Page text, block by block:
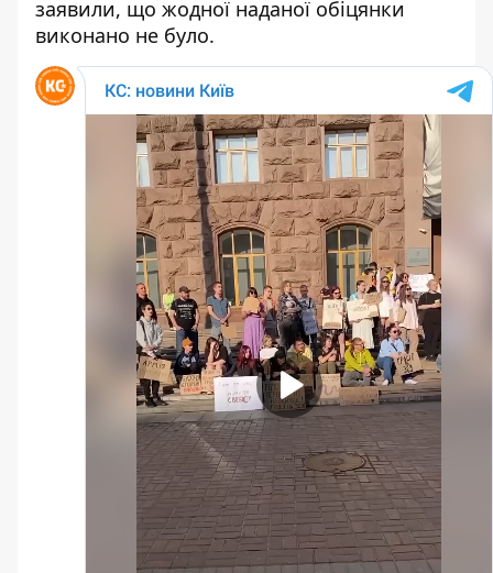
заявили, що жодної наданої обіцянки
виконано не було.